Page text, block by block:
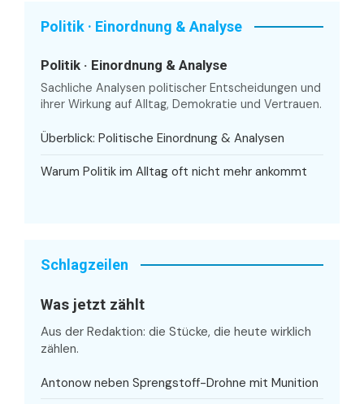
Politik · Einordnung & Analyse
Politik · Einordnung & Analyse
Sachliche Analysen politischer Entscheidungen und
ihrer Wirkung auf Alltag, Demokratie und Vertrauen.
Überblick: Politische Einordnung & Analysen
Warum Politik im Alltag oft nicht mehr ankommt
Schlagzeilen
Was jetzt zählt
Aus der Redaktion: die Stücke, die heute wirklich
zählen.
Antonow neben Sprengstoff-Drohne mit Munition